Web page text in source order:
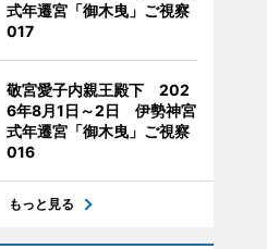
式年遷宮「御木曳」ご視察
017
敬宮愛子内親王殿下 202
6年8月1日～2日 伊勢神宮
式年遷宮「御木曳」ご視察
016
もっと見る